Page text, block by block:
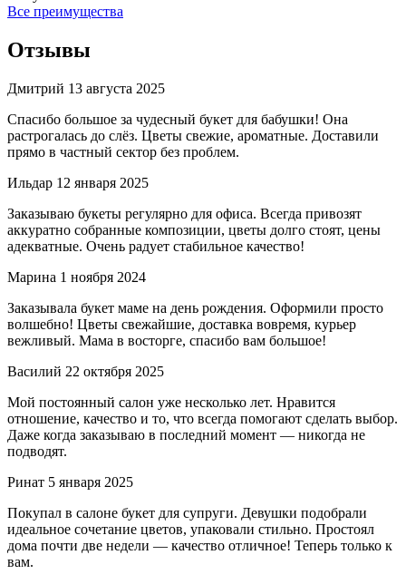
Все преимущества
Отзывы
Дмитрий 13 августа 2025
Спасибо большое за чудесный букет для бабушки! Она
растрогалась до слёз. Цветы свежие, ароматные. Доставили
прямо в частный сектор без проблем.
Ильдар 12 января 2025
Заказываю букеты регулярно для офиса. Всегда привозят
аккуратно собранные композиции, цветы долго стоят, цены
адекватные. Очень радует стабильное качество!
Марина 1 ноября 2024
Заказывала букет маме на день рождения. Оформили просто
волшебно! Цветы свежайшие, доставка вовремя, курьер
вежливый. Мама в восторге, спасибо вам большое!
Василий 22 октября 2025
Мой постоянный салон уже несколько лет. Нравится
отношение, качество и то, что всегда помогают сделать выбор.
Даже когда заказываю в последний момент — никогда не
подводят.
Ринат 5 января 2025
Покупал в салоне букет для супруги. Девушки подобрали
идеальное сочетание цветов, упаковали стильно. Простоял
дома почти две недели — качество отличное! Теперь только к
вам.